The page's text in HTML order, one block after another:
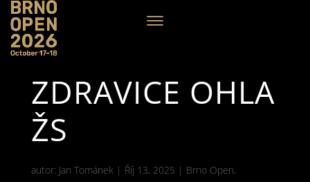
ZDRAVICE OHLA
ŽS
autor: Jan Tománek| Říj 13, 2025 | Brno Open,